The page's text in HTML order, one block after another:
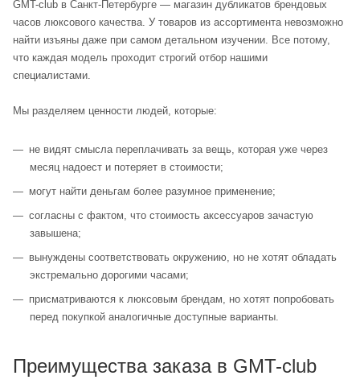
GMT-club в Санкт-Петербурге — магазин дубликатов брендовых
часов люксового качества. У товаров из ассортимента невозможно
найти изъяны даже при самом детальном изучении. Все потому,
что каждая модель проходит строгий отбор нашими
специалистами.
Мы разделяем ценности людей, которые:
не видят смысла переплачивать за вещь, которая уже через
месяц надоест и потеряет в стоимости;
могут найти деньгам более разумное применение;
согласны с фактом, что стоимость аксессуаров зачастую
завышена;
вынуждены соответствовать окружению, но не хотят обладать
экстремально дорогими часами;
присматриваются к люксовым брендам, но хотят попробовать
перед покупкой аналогичные доступные варианты.
Преимущества заказа в GMT-club